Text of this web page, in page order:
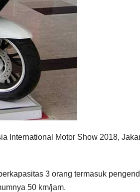
International Motor Show 2018,
3 orang termasuk
50 km/jam.